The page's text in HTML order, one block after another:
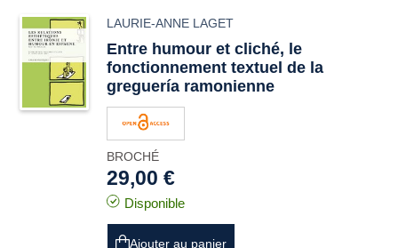
LAURIE-ANNE LAGET
Entre humour et cliché, le
fonctionnement textuel de la
greguería ramonienne
BROCHÉ
29,00 €
Disponible
Ajouter au panier